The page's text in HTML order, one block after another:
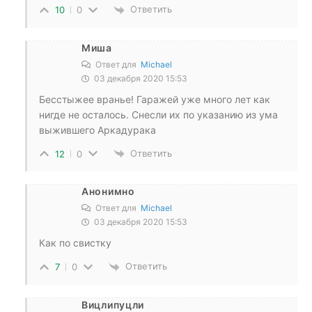
10 0 Ответить
Миша
Ответ для Michael
03 декабря 2020 15:53
Бесстыжее вранье! Гаражей уже много лет как
нигде не осталось. Снесли их по указанию из ума
выжившего Аркадурака
12 0 Ответить
Анонимно
Ответ для Michael
03 декабря 2020 15:53
Как по свистку
7 0 Ответить
Вицлипуцли